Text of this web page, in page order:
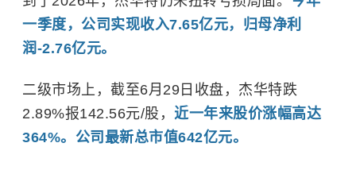
一季度，公司实现收入7.65亿元，归母净利
润-2.76亿元。
二级市场上，截至6月29日收盘，杰华特跌
2.89%报142.56元/股， 近一年来股价涨幅高达
364%。公司最新总市值642亿元。